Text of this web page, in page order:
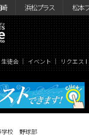
浜松プラス 松本
生徒会 イベント リクエス
学校 野球部